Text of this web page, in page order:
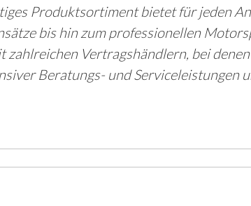
Produktsortiment bietet für jeden
bis hin zum professionellen
Vertragshändlern, bei denen
Beratungs- und Serviceleistungen